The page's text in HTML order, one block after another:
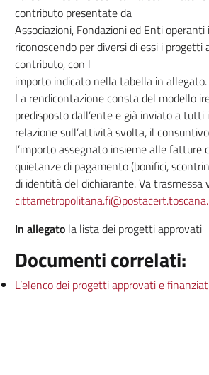
contributo presentate da
Associazioni, Fondazioni ed Enti
riconoscendo per diversi di essi i progetti
contributo, con l
importo indicato nella tabella in allegato.
La rendicontazione consta del modello
predisposto dall’ente e già inviato a tutti
relazione sull’attività svolta, il
l’importo assegnato insieme alle fatture
quietanze di pagamento (bonifici,
di identità del dichiarante. Va trasmessa
In allegatola lista dei progetti approvati
Documenti correlati:
L’elenco dei progetti approvati e